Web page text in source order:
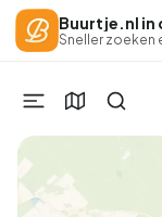
Buurtje.nl in
Sneller zoeken